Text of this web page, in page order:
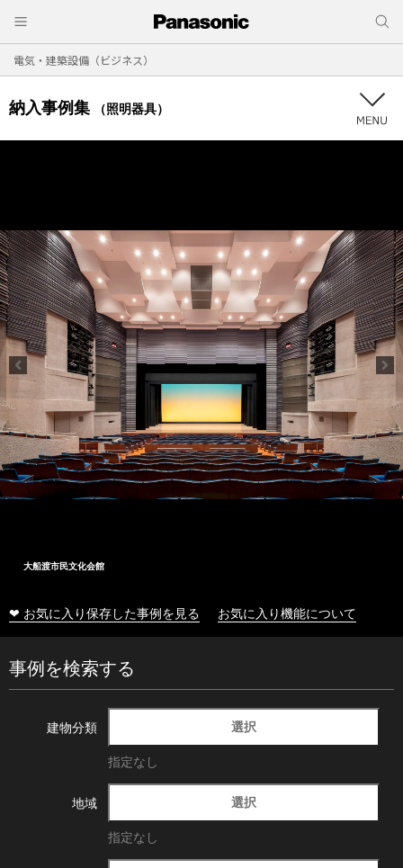
電気・建築設備（ビジネス）
納入事例集 （照明器具）
大船渡市民文化会館
❤ お気に入り保存した事例を見る お気に入り機能について
事例を検索する
建物分類 選択
指定なし
地域 選択
指定なし